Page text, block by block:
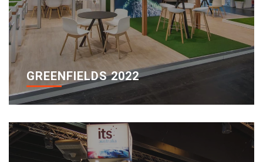
GREENFIELDS 2022